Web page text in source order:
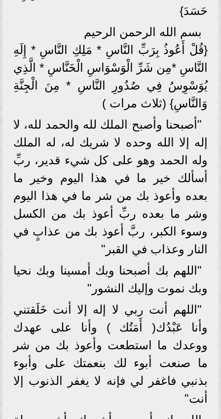
حَسَدَ}
بسم الله الرحمن الرحيم
{قُلْ أَعُوذُ بِرَبِّ النَّاسِ * مَلِكِ النَّاسِ * إِلَهِ
النَّاسِ *مِن شَرِّ الْوَسْوَاسِ الْخَنَّاسِ * الَّذِي
يُوَسْوِسُ فِي صُدُورِ النَّاسِ * مِنَ الْجِنَّةِ
وَالنَّاسِ} (ثلاث مرات )
"أصبحنا وأصبح الملك لله والحمد لله، لا
إله إلا الله وحده لا شريك له، له الملك
وله الحمد وهو على كل شيء قدير، ربِّ
أسألك خير ما في هذا اليوم وخير ما
بعده وأعوذ بك من شر ما في هذا اليوم
وشر ما بعده ربِّ أعوذ بك من الكسل
وسوء الكبر، ربَّ أعوذ بك من عذابٍ في
النار وعذاب في القبر"
"اللهم بك أصبحنا وبك أمسينا وبك نحيا
وبك نموت وإليك النشور"
"اللهم أنت ربي لا إله إلا أنت خَلَقتني
وأنا عَبْدُك( أَمَتُك ) وأنا على عهدك
ووعدك ما استطعت وأعوذ بك من شر
ما صنعت أبوء لك بنعمتك على وأبوء
بذنبي فاغفر لي فإنه لا يغفر الذنوب إلا
أنت"